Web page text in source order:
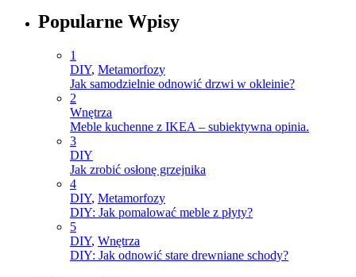
Popularne Wpisy
1
DIY, Metamorfozy
Jak samodzielnie odnowić drzwi w okleinie?
2
Wnętrza
Meble kuchenne z IKEA – subiektywna opinia.
3
DIY
Jak zrobić osłonę grzejnika
4
DIY, Metamorfozy
DIY: Jak pomalować meble z płyty?
5
DIY, Wnętrza
DIY: Jak odnowić stare drewniane schody?